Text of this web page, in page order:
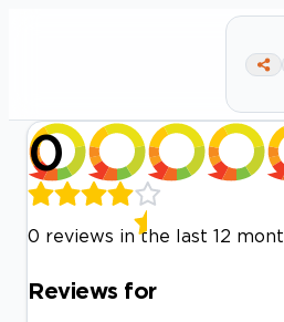
0
0 reviews in the last 12
Reviews for